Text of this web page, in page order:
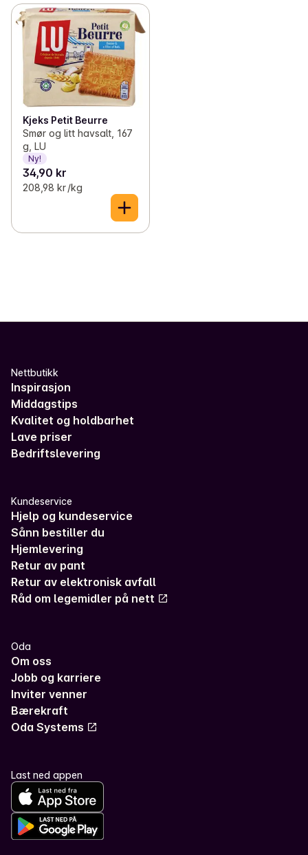
Kjeks Petit Beurre
Smør og litt havsalt, 167
g, LU
Ny!
34,90 kr
208,98 kr /kg
Nettbutikk
Inspirasjon
Middagstips
Kvalitet og holdbarhet
Lave priser
Bedriftslevering
Kundeservice
Hjelp og kundeservice
Sånn bestiller du
Hjemlevering
Retur av pant
Retur av elektronisk avfall
Råd om legemidler på nett
Oda
Om oss
Jobb og karriere
Inviter venner
Bærekraft
Oda Systems
Last ned appen